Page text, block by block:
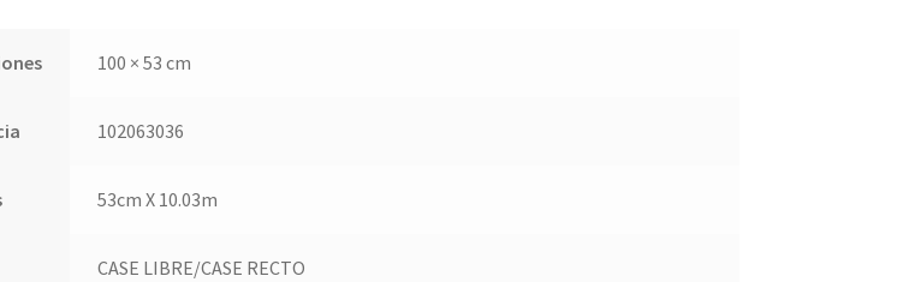
100 × 53 cm
102063036
53cm X 10.03m
CASE LIBRE/CASE RECTO